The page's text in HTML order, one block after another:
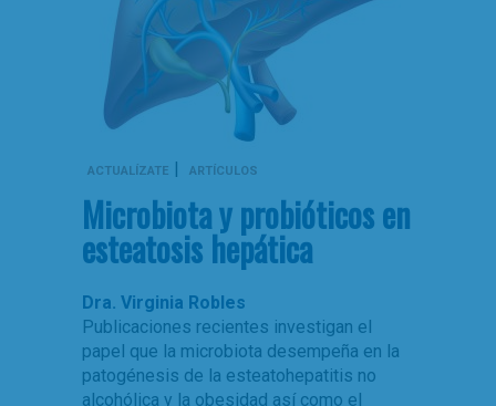
ACTUALÍZATE | ARTÍCULOS
Microbiota y probióticos en
esteatosis hepática
Dra. Virginia Robles
Publicaciones recientes investigan el
papel que la microbiota desempeña en la
patogénesis de la esteatohepatitis no
alcohólica y la obesidad así como el